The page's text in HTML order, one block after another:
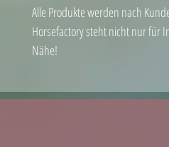
Alle Produkte werden nach
Horsefactory steht nicht nur für
Nähe!